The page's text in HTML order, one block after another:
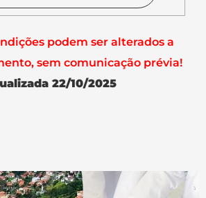
podem ser alterados a
sem comunicação prévia!
22/10/2025